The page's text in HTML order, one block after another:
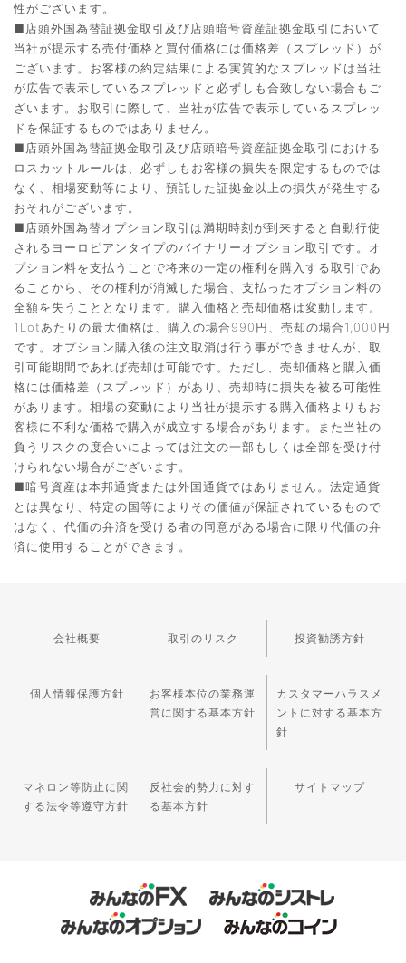
性がございます。
■店頭外国為替証拠金取引及び店頭暗号資産証拠金取引において
当社が提示する売付価格と買付価格には価格差（スプレッド）が
ございます。お客様の約定結果による実質的なスプレッドは当社
が広告で表示しているスプレッドと必ずしも合致しない場合もご
ざいます。お取引に際して、当社が広告で表示しているスプレッ
ドを保証するものではありません。
■店頭外国為替証拠金取引及び店頭暗号資産証拠金取引における
ロスカットルールは、必ずしもお客様の損失を限定するものでは
なく、相場変動等により、預託した証拠金以上の損失が発生する
おそれがございます。
■店頭外国為替オプション取引は満期時刻が到来すると自動行使
されるヨーロピアンタイプのバイナリーオプション取引です。オ
プション料を支払うことで将来の一定の権利を購入する取引であ
ることから、その権利が消滅した場合、支払ったオプション料の
全額を失うこととなります。購入価格と売却価格は変動します。
1Lotあたりの最大価格は、購入の場合990円、売却の場合1,000円
です。オプション購入後の注文取消は行う事ができませんが、取
引可能期間であれば売却は可能です。ただし、売却価格と購入価
格には価格差（スプレッド）があり、売却時に損失を被る可能性
があります。相場の変動により当社が提示する購入価格よりもお
客様に不利な価格で購入が成立する場合があります。また当社の
負うリスクの度合いによっては注文の一部もしくは全部を受け付
けられない場合がございます。
■暗号資産は本邦通貨または外国通貨ではありません。法定通貨
とは異なり、特定の国等によりその価値が保証されているもので
はなく、代価の弁済を受ける者の同意がある場合に限り代価の弁
済に使用することができます。
会社概要 取引のリスク 投資勧誘方針
個人情報保護方針
お客様本位の業務運
営に関する基本方針
カスタマーハラスメ
ントに対する基本方
針
マネロン等防止に関
する法令等遵守方針
反社会的勢力に対す
る基本方針
サイトマップ